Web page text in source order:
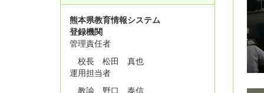
熊本県教育情報システム
登録機関
管理責任者
校長 松田 真也
運用担当者
教諭 野口 泰信